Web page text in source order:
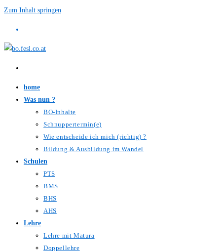
Zum Inhalt springen
home
Was nun ?
BO-Inhalte
Schnuppertermin(e)
Wie entscheide ich mich (richtig) ?
Bildung & Ausbildung im Wandel
Schulen
PTS
BMS
BHS
AHS
Lehre
Lehre mit Matura
Doppellehre